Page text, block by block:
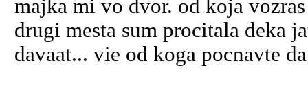
majka mi vo dvor. od koja
drugi mesta sum procitala deka
davaat... vie od koga pocnavte